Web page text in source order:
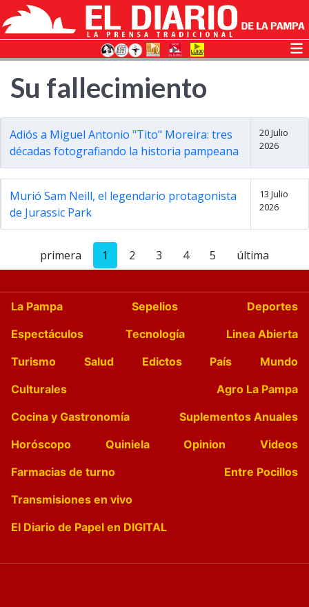
Su fallecimiento
Adiós a Miguel Antonio "Tito" Moreira: tres
décadas fotografiando la historia pampeana
20 Julio
2026
Murió Sam Neill, el legendario protagonista
de Jurassic Park
13 Julio
2026
primera 1 2 3 4 5 última
La Pampa Sepelios
Deportes
Espectáculos
Tecnología
Linea Abierta
Turismo
Salud Edictos País
Mundo
Culturales
Agro La Pampa
Cocina y Gastronomía
Suplementos Anuales
Horóscopo
Quiniela Opinion
Videos
Farmacias de turno
Entre Pocillos
Transmisiones en vivo
El Diario de Papel en DIGITAL